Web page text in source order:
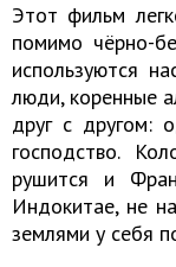
Этот фильм
помимо чёрно-
используются
люди, коренные
друг с другом:
господство.
рушится и
Индокитае, не
землями у себя